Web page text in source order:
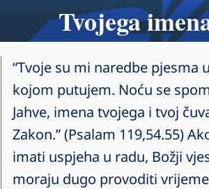
Tvojega
“Tvoje su mi naredbe pjesma
kojom putujem. Noću se
Jahve, imena tvojega i tvoj
Zakon.” (Psalam 119,54.55)
imati uspjeha u radu, Božji
moraju dugo provoditi